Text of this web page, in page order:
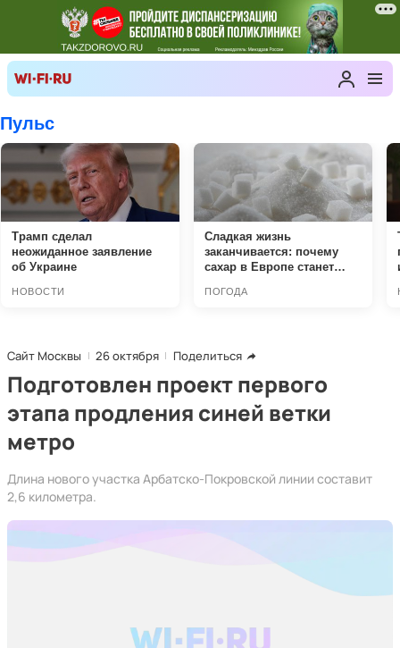
Сайт Москвы 26 октября Поделиться
Подготовлен проект первого
этапа продления синей ветки
метро
Длина нового участка Арбатско-Покровской линии составит
2,6 километра.